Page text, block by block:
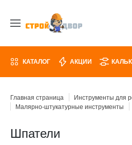
КАТАЛОГ АКЦИИ
Главная страница
Инструменты для
Малярно-штукатурные инструменты
Шпатели